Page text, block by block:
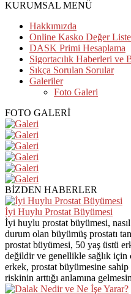
KURUMSAL MENÜ
Hakkımızda
Online Kasko Değer
DASK Primi Hesaplama
Sigortacılık Haberleri ve
Sıkça Sorulan Sorular
Galeriler
Foto Galeri
FOTO GALERİ
BİZDEN HABERLER
İyi Huylu Prostat Büyümesi
İyi huylu prostat büyümesi, nasıl
durum olan büyümüş prostatı
prostat büyümesi, 50 yaş üstü
değildir ve genellikle sağlık
erkek, prostat büyümesine
riskinin arttığı anlamına